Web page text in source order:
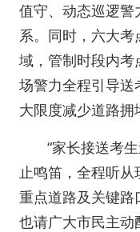
值守、动态巡逻
系。同时，六大
域，管制时段内
场警力全程引导
大限度减少道路拥
“家长接送考
止鸣笛，全程听从
重点道路及关键路
也请广大市民主动